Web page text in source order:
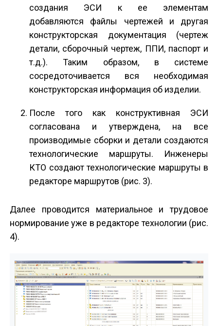
создания ЭСИ к ее элементам
добавляются файлы чертежей и другая
конструкторская документация (чертеж
детали, сборочный чертеж, ППИ, паспорт и
т.д.). Таким образом, в системе
сосредоточивается вся необходимая
конструкторская информация об изделии.
После того как конструктивная ЭСИ
согласована и утверждена, на все
производимые сборки и детали создаются
технологические маршруты. Инженеры
КТО создают технологические маршруты в
редакторе маршрутов (рис. 3).
Далее проводится материальное и трудовое
нормирование уже в редакторе технологии (рис.
4).